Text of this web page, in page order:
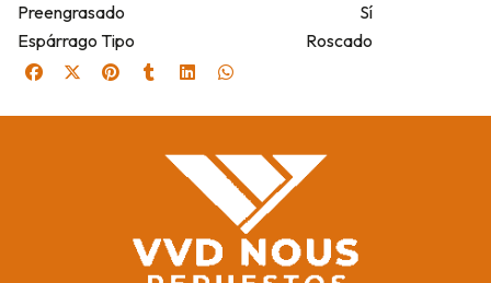
Preengrasado
Sí
Espárrago Tipo
Roscado